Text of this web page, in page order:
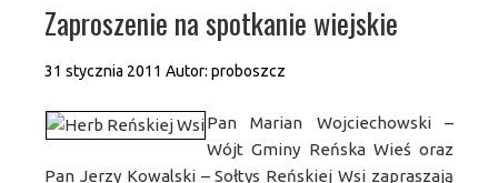
Zaproszenie na spotkanie wiejskie
31 stycznia 2011 Autor: proboszcz
Pan Marian Wojciechowski –
Wójt Gminy Reńska Wieś oraz
Pan Jerzy Kowalski – Sołtys Reńskiej Wsi zapraszają